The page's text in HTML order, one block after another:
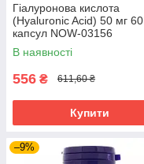
Гіалуронова кислота
(Hyaluronic Acid) 50 мг 60
капсул NOW-03156
В наявності
556 ₴ 611,60 ₴
Купити
–9%